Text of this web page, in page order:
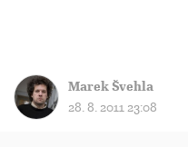
Marek Švehla
28. 8. 2011 23:08